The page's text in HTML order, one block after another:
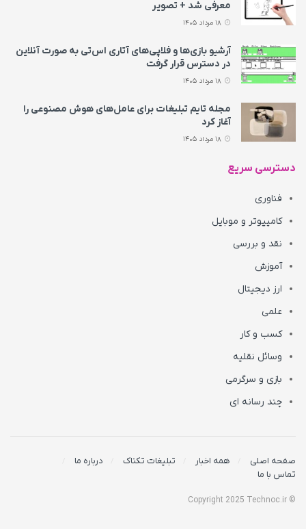
معرفی شد + تصویر
آرشیو بازی‌ها و فلاپی‌های آتاری اس‌تی به‌ صورت آنلاین
در دسترس قرار گرفت
مجله تایم تبلیغات برای عامل‌های هوش مصنوعی را
آغاز کرد
دسترسی سریع
فناوری
کامپیوتر و موبایل
نقد و بررسی
آموزش
ارز دیجیتال
علمی
کسب و کار
وسائل نقلیه
بازی و سرگرمی
چند رسانه ای
صفحه اصلی همه اخبار تبلیغات تکناک
درباره ما
تماس با ما
© Copyright 2025 Technoc.ir